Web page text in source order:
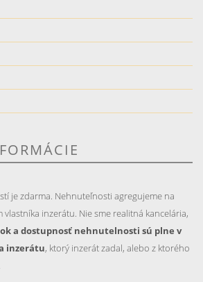
je zdarma. Nehnuteľnosti agregujeme na
vlastníka inzerátu. Nie sme realitná kancelária,
a dostupnosť nehnutelnosti sú plne v
inzerátu, ktorý inzerát zadal, alebo z ktorého